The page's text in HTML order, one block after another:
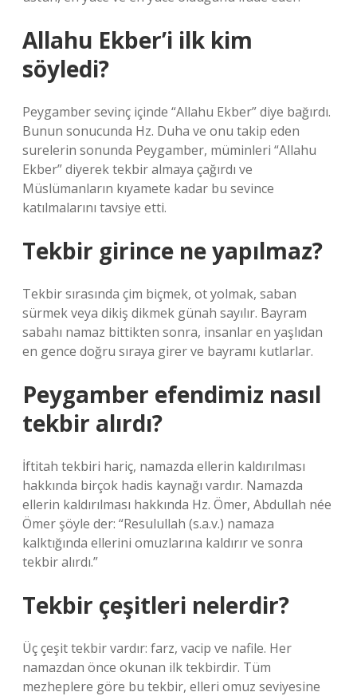
Allahu Ekber’i ilk kim
söyledi?
Peygamber sevinç içinde “Allahu Ekber” diye bağırdı.
Bunun sonucunda Hz. Duha ve onu takip eden
surelerin sonunda Peygamber, müminleri “Allahu
Ekber” diyerek tekbir almaya çağırdı ve
Müslümanların kıyamete kadar bu sevince
katılmalarını tavsiye etti.
Tekbir girince ne yapılmaz?
Tekbir sırasında çim biçmek, ot yolmak, saban
sürmek veya dikiş dikmek günah sayılır. Bayram
sabahı namaz bittikten sonra, insanlar en yaşlıdan
en gence doğru sıraya girer ve bayramı kutlarlar.
Peygamber efendimiz nasıl
tekbir alırdı?
İftitah tekbiri hariç, namazda ellerin kaldırılması
hakkında birçok hadis kaynağı vardır. Namazda
ellerin kaldırılması hakkında Hz. Ömer, Abdullah née
Ömer şöyle der: “Resulullah (s.a.v.) namaza
kalktığında ellerini omuzlarına kaldırır ve sonra
tekbir alırdı.”
Tekbir çeşitleri nelerdir?
Üç çeşit tekbir vardır: farz, vacip ve nafile. Her
namazdan önce okunan ilk tekbirdir. Tüm
mezheplere göre bu tekbir, elleri omuz seviyesine